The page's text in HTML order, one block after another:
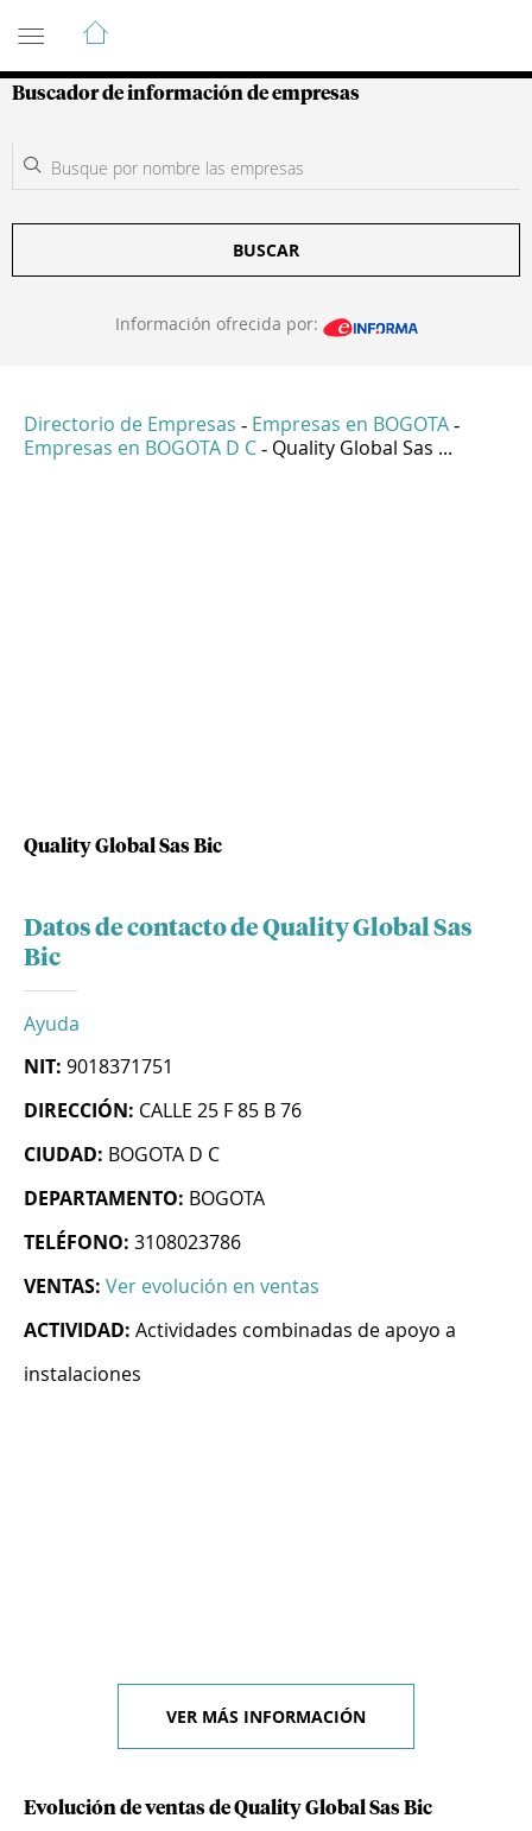
Guía de Empresas Colombianas
Buscador de información de empresas
BUSCAR
Información ofrecida por:
Directorio de Empresas - Empresas en BOGOTA -
Empresas en BOGOTA D C - Quality Global Sas ...
Quality Global Sas Bic
Datos de contacto de Quality Global Sas
Bic
Ayuda
NIT: 9018371751
DIRECCIÓN: CALLE 25 F 85 B 76
CIUDAD: BOGOTA D C
DEPARTAMENTO: BOGOTA
TELÉFONO: 3108023786
VENTAS: Ver evolución en ventas
ACTIVIDAD: Actividades combinadas de apoyo a
instalaciones
VER MÁS INFORMACIÓN
Evolución de ventas de Quality Global Sas Bic